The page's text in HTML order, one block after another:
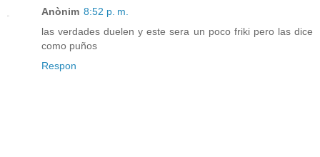
Anònim 8:52 p. m.
las verdades duelen y este sera un poco friki pero las dice
como puños
Respon